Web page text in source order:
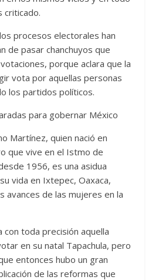
criticado.
procesos electorales han
de pasar chanchuyos que
porque aclara que la
vota por aquellas personas
los partidos políticos.
para gobernar México
Martínez, quien nació en
que vive en el Istmo de
1956, es una asidua
vida en Ixtepec, Oaxaca,
avances de las mujeres en la
toda precisión aquella
en su natal Tapachula, pero
entonces hubo un gran
de las reformas que